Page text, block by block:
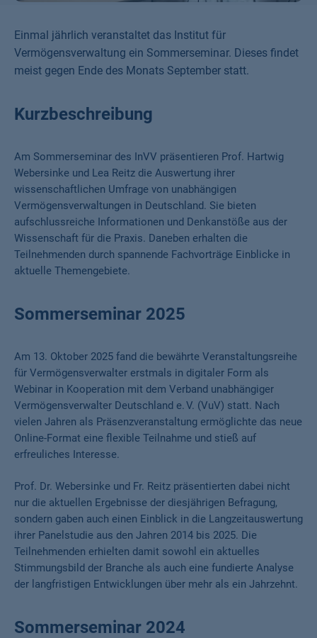
Einmal jährlich veranstaltet das Institut für
Vermögensverwaltung ein Sommerseminar. Dieses findet
meist gegen Ende des Monats September statt.
Kurzbeschreibung
Am Sommerseminar des InVV präsentieren Prof. Hartwig
Webersinke und Lea Reitz die Auswertung ihrer
wissenschaftlichen Umfrage von unabhängigen
Vermögensverwaltungen in Deutschland. Sie bieten
aufschlussreiche Informationen und Denkanstöße aus der
Wissenschaft für die Praxis. Daneben erhalten die
Teilnehmenden durch spannende Fachvorträge Einblicke in
aktuelle Themengebiete.
Sommerseminar 2025
Am 13. Oktober 2025 fand die bewährte Veranstaltungsreihe
für Vermögensverwalter erstmals in digitaler Form als
Webinar in Kooperation mit dem Verband unabhängiger
Vermögensverwalter Deutschland e. V. (VuV) statt. Nach
vielen Jahren als Präsenzveranstaltung ermöglichte das neue
Online-Format eine flexible Teilnahme und stieß auf
erfreuliches Interesse.
Prof. Dr. Webersinke und Fr. Reitz präsentierten dabei nicht
nur die aktuellen Ergebnisse der diesjährigen Befragung,
sondern gaben auch einen Einblick in die Langzeitauswertung
ihrer Panelstudie aus den Jahren 2014 bis 2025. Die
Teilnehmenden erhielten damit sowohl ein aktuelles
Stimmungsbild der Branche als auch eine fundierte Analyse
der langfristigen Entwicklungen über mehr als ein Jahrzehnt.
Sommerseminar 2024